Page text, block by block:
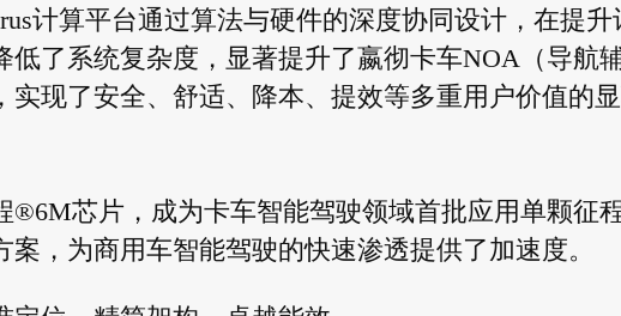
计算平台通过算法与硬件的深度协同设计，在提升
低了系统复杂度，显著提升了嬴彻卡车NOA（导航
现了安全、舒适、降本、提效等多重用户价值的
®6M芯片，成为卡车智能驾驶领域首批应用单颗征
，为商用车智能驾驶的快速渗透提供了加速度。